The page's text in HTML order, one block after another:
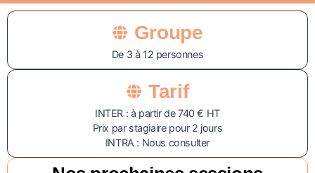
Groupe
De 3 à 12 personnes
Tarif
INTER : à partir de 740 € HT
Prix par stagiaire pour 2 jours
INTRA : Nous consulter